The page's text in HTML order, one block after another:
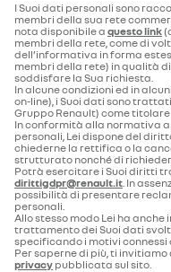
membro della rete di
Ti invitiamo a contattare la
occuperà del veicolo in
I Suoi dati personali sono
membri della sua rete
nota disponibile a questo link
membri della rete, come di
dell’informativa in forma
membri della rete) in qualità
soddisfare la Sua richiesta.
In alcune condizioni ed in
on-line), i Suoi dati sono
Gruppo Renault) come
In conformità alla normativa
personali, Lei dispone del
chiederne la rettifica o la
strutturato nonché di
Potrà esercitare i Suoi diritti
dirittigdpr@renault.it. In
possibilità di presentare
personali.
Allo stesso modo Lei ha
trattamento dei Suoi dati
specificando i motivi
Per saperne di più, ti
privacy pubblicata sul sito.